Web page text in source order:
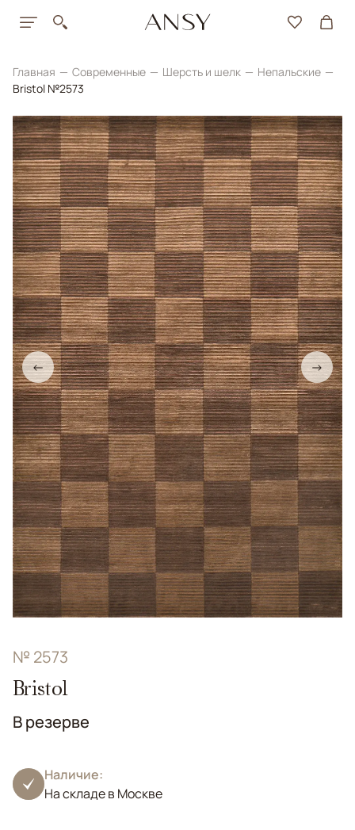
Главная Современные Шерсть и шелк
Непальские
Bristol №2573
← →
№ 2573
Bristol
В резерве
Наличие:
На складе в Москве